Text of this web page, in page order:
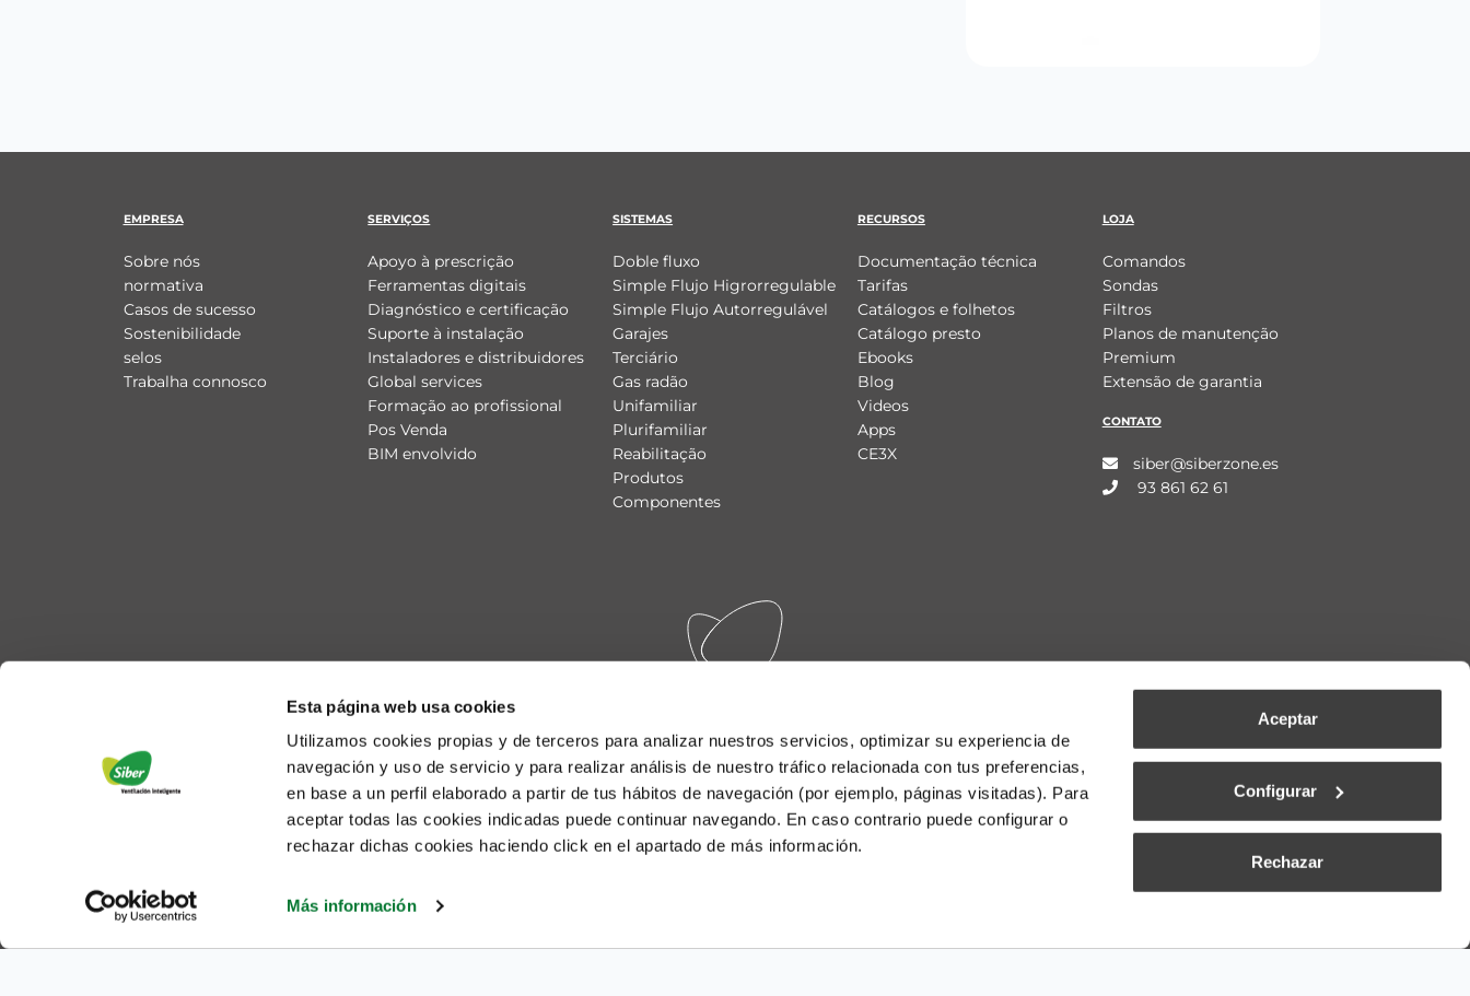
Esta página web usa cookies
Utilizamos cookies propias y de terceros para analizar nuestros servicios, optimizar su experiencia de
navegación y uso de servicio y para realizar análisis de nuestro tráfico relacionada con tus preferencias,
en base a un perfil elaborado a partir de tus hábitos de navegación (por ejemplo, páginas visitadas). Para
aceptar todas las cookies indicadas puede continuar navegando. En caso contrario puede configurar o
rechazar dichas cookies haciendo click en el apartado de más información.
Más información
Aceptar
Configurar
Rechazar
EMPRESA
Sobre nós
normativa
Casos de sucesso
Sostenibilidade
selos
Trabalha connosco
SERVIÇOS
Apoyo à prescrição
Ferramentas digitais
Diagnóstico e certificação
Suporte à instalação
Instaladores e distribuidores
Global services
Formação ao profissional
Pos Venda
BIM envolvido
SISTEMAS
Doble fluxo
Simple Flujo Higrorregulable
Simple Flujo Autorregulável
Garajes
Terciário
Gas radão
Unifamiliar
Plurifamiliar
Reabilitação
Produtos
Componentes
RECURSOS
Documentação técnica
Tarifas
Catálogos e folhetos
Catálogo presto
Ebooks
Blog
Videos
Apps
CE3X
LOJA
Comandos
Sondas
Filtros
Planos de manutenção
Premium
Extensão de garantia
CONTATO
siber@siberzone.es
93 861 62 61
Mapa do site|Política de privacidade |Condições gerais dos pedidos|Canal de